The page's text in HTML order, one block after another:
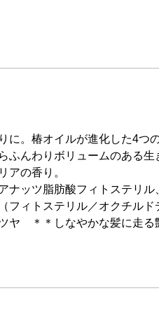
に。椿オイルが進化した4つ
ふんわりボリュームのある生
アの香り。
ナッツ脂肪酸フィトステリル
フィトステリル／オクチルド
ヤ ＊＊しなやかな髪に走る